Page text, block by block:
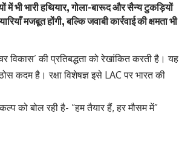
भी भारी हथियार, गोला-बारूद और सैन्य टुकड़ियों
मजबूत होंगी, बल्कि जवाबी कार्रवाई की क्षमता भी
विकास’ की प्रतिबद्धता को रेखांकित करती है। यह
कदम है। रक्षा विशेषज्ञ इसे LAC पर भारत की
को बोल रही है- “हम तैयार हैं, हर मौसम में”